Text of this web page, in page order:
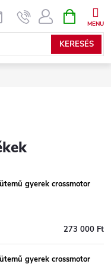
KERESÉS
KOSÁR
gyerek crossmotor
273 000 Ft
gyerek crossmotor